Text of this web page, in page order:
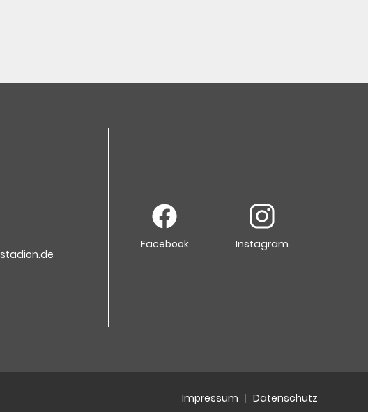
Facebook Instagram
Impressum | Datenschutz